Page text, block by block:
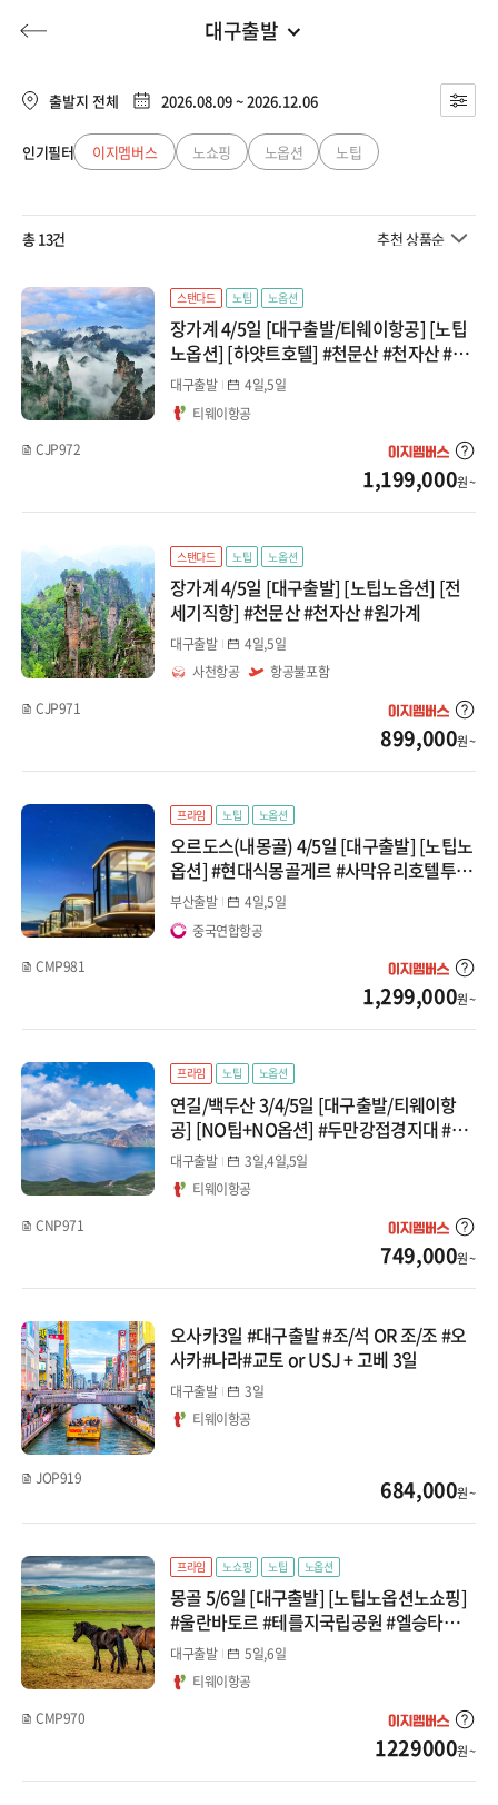
허니문 기획전/홈쇼핑 이벤트/혜택
투어플랜
허니문
대구출발
부산출발
대구출발
청주출발
태국
큐슈
오사카
중국/몽골
백두산
태항산
황산/구채구
대만/홍콩/마카오
대만
홍콩/마카오
출발지 전체 2026.08.09 ~ 2026.12.06
인기필터 이지멤버스 노쇼핑 노옵션 노팁
총 13건 추천 상품순
스탠다드 노팁 노옵션
장가계 4/5일 [대구출발/티웨이항공] [노팁
노옵션] [하얏트호텔] #천문산 #천자산 #원
가계 #장가계 #부용진폭포마을
대구출발
4일,5일
티웨이항공
CJP972
1,199,000원 ~
스탠다드 노팁 노옵션
장가계 4/5일 [대구출발] [노팁노옵션] [전
세기직항] #천문산 #천자산 #원가계
대구출발
4일,5일
사천항공
항공불포함
CJP971
899,000원 ~
프라임 노팁 노옵션
오르도스(내몽골) 4/5일 [대구출발] [노팁노
옵션] #현대식몽골게르 #사막유리호텔투숙
#사막액티비티 #마상쇼
부산출발
4일,5일
중국연합항공
CMP981
1,299,000원 ~
프라임 노팁 노옵션
연길/백두산 3/4/5일 [대구출발/티웨이항
공] [NO팁+NO옵션] #두만강접경지대 #일
송정 #해란강 #천지 #북파VIP패스 #서파 #
금강대협곡 #남파 #야생화군락지
대구출발
3일,4일,5일
티웨이항공
CNP971
749,000원 ~
오사카3일 #대구출발 #조/석 OR 조/조 #오
사카#나라#교토 or USJ + 고베 3일
대구출발
3일
티웨이항공
JOP919 684,000원 ~
프라임 노쇼핑 노팁 노옵션
몽골 5/6일 [대구출발] [노팁노옵션노쇼핑]
#울란바토르 #테를지국립공원 #엘승타슬하
이사막
대구출발
5일,6일
티웨이항공
CMP970
1229000원 ~